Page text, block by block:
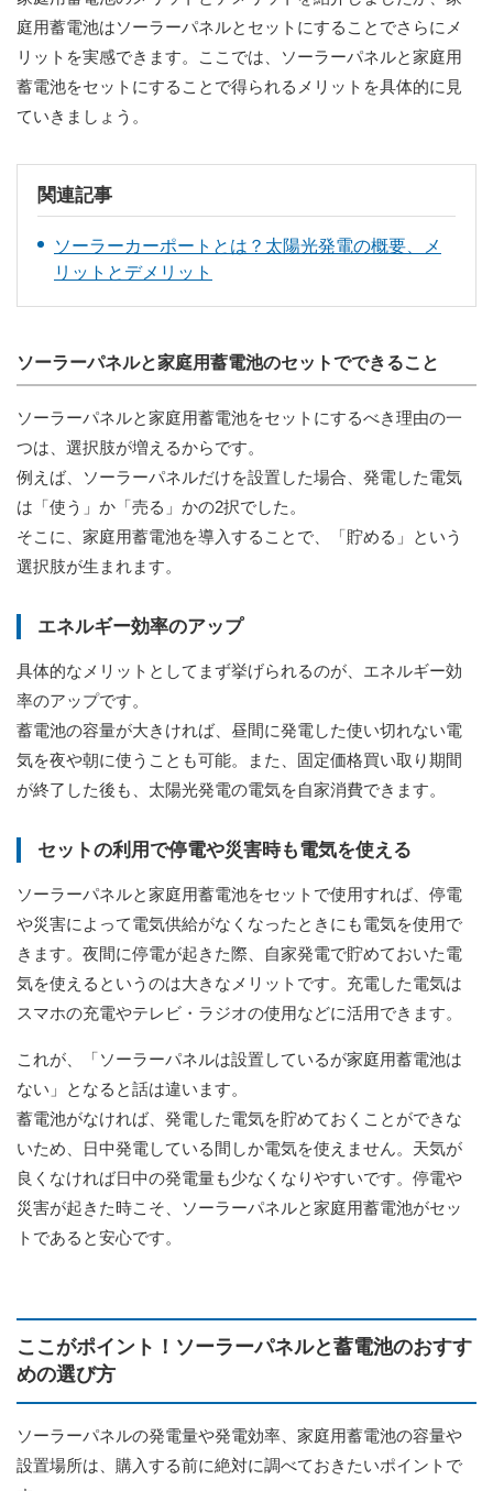
庭用蓄電池はソーラーパネルとセットにすることでさらにメ
リットを実感できます。ここでは、ソーラーパネルと家庭用
蓄電池をセットにすることで得られるメリットを具体的に見
ていきましょう。
関連記事
ソーラーカーポートとは？太陽光発電の概要、メ
リットとデメリット
ソーラーパネルと家庭用蓄電池のセットでできること
ソーラーパネルと家庭用蓄電池をセットにするべき理由の一
つは、選択肢が増えるからです。
例えば、ソーラーパネルだけを設置した場合、発電した電気
は「使う」か「売る」かの2択でした。
そこに、家庭用蓄電池を導入することで、「貯める」という
選択肢が生まれます。
エネルギー効率のアップ
具体的なメリットとしてまず挙げられるのが、エネルギー効
率のアップです。
蓄電池の容量が大きければ、昼間に発電した使い切れない電
気を夜や朝に使うことも可能。また、固定価格買い取り期間
が終了した後も、太陽光発電の電気を自家消費できます。
セットの利用で停電や災害時も電気を使える
ソーラーパネルと家庭用蓄電池をセットで使用すれば、停電
や災害によって電気供給がなくなったときにも電気を使用で
きます。夜間に停電が起きた際、自家発電で貯めておいた電
気を使えるというのは大きなメリットです。充電した電気は
スマホの充電やテレビ・ラジオの使用などに活用できます。
これが、「ソーラーパネルは設置しているが家庭用蓄電池は
ない」となると話は違います。
蓄電池がなければ、発電した電気を貯めておくことができな
いため、日中発電している間しか電気を使えません。天気が
良くなければ日中の発電量も少なくなりやすいです。停電や
災害が起きた時こそ、ソーラーパネルと家庭用蓄電池がセッ
トであると安心です。
ここがポイント！ソーラーパネルと蓄電池のおすす
めの選び方
ソーラーパネルの発電量や発電効率、家庭用蓄電池の容量や
設置場所は、購入する前に絶対に調べておきたいポイントで